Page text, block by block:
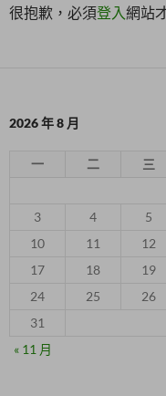
很抱歉，必須登入網站
2026 年 8 月
一 二 三
3
4 5
10
11 12
17
18 19
24
25 26
31
« 11 月